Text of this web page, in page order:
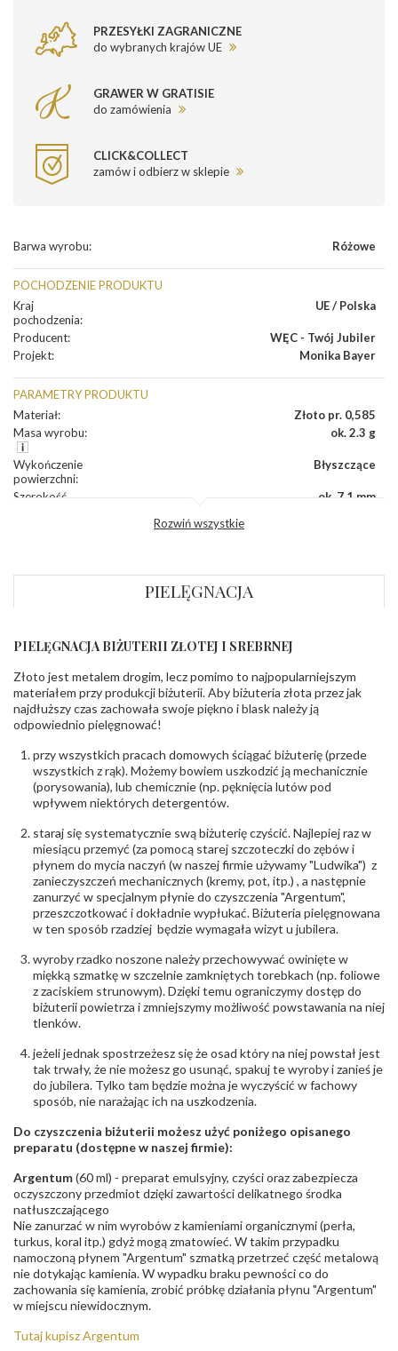
PRZESYŁKI ZAGRANICZNE
do wybranych krajów UE
GRAWER W GRATISIE
do zamówienia
CLICK&COLLECT
zamów i odbierz w sklepie
Barwa wyrobu: Różowe
POCHODZENIE PRODUKTU
Kraj
pochodzenia:
UE / Polska
Producent:
WĘC - Twój Jubiler
Projekt: Monika Bayer
PARAMETRY PRODUKTU
Materiał:
Złoto pr. 0,585
Masa wyrobu: ok. 2.3 g
Wykończenie
powierzchni:
Błyszczące
Szerokość
ok. 7,1 mm
dół:
bok
DIAMENTY
Szlif:
Brylantowy okrągły
Liczba
diamentów
0.004 ct - 8 szt.,0.010 ct - 8 szt.,0.060 ct - 1 szt.
Liczba
diamentów
(łącznie)
Masa
diamentów
(łącznie):
0.172 ct
Barwa
Czystość:
POZOSTAŁE KAMIENIE
Rodzaje
kamieni:
Szafir
Liczba kamieni:
Szafir - 6 szt.
Szlif kamieni
Fasetowy okrągły
Masa kamieni
(łącznie)
ok. 0.24 ct.
INNE PARAMETRY
Producent
odpowiedzialny:
WĘC-Twój Jubiler S.C. Artur Węc, Małgorzata
Suchan, ul. Kurczaba 3, 30-868 Kraków; NIP:
679-25-92-107; sklep@wec.com.pl
Bezpieczeństwo
- rodzaj
Nie nadaje się dla dzieci w wieku poniżej 3 lat
,Elementy w wyrobie wykonane z białego złota
Rozwiń wszystkie
PIELĘGNACJA
PIELĘGNACJA BIŻUTERII ZŁOTEJ I SREBRNEJ
Złoto jest metalem drogim, lecz pomimo to najpopularniejszym
materiałem przy produkcji biżuterii. Aby biżuteria złota przez jak
najdłuższy czas zachowała swoje piękno i blask należy ją
odpowiednio pielęgnować!
przy wszystkich pracach domowych ściągać biżuterię (przede
wszystkich z rąk). Możemy bowiem uszkodzić ją mechanicznie
(porysowania), lub chemicznie (np. pęknięcia lutów pod
wpływem niektórych detergentów.
staraj się systematycznie swą biżuterię czyścić. Najlepiej raz w
miesiącu przemyć (za pomocą starej szczoteczki do zębów i
płynem do mycia naczyń (w naszej firmie używamy "Ludwika") z
zanieczyszczeń mechanicznych (kremy, pot, itp.) , a następnie
zanurzyć w specjalnym płynie do czyszczenia "Argentum",
przeszczotkować i dokładnie wypłukać. Biżuteria pielęgnowana
w ten sposób rzadziej będzie wymagała wizyt u jubilera.
wyroby rzadko noszone należy przechowywać owinięte w
miękką szmatkę w szczelnie zamkniętych torebkach (np. foliowe
z zaciskiem strunowym). Dzięki temu ograniczymy dostęp do
biżuterii powietrza i zmniejszymy możliwość powstawania na niej
tlenków.
jeżeli jednak spostrzeżesz się że osad który na niej powstał jest
tak trwały, że nie możesz go usunąć, spakuj te wyroby i zanieś je
do jubilera. Tylko tam będzie można je wyczyścić w fachowy
sposób, nie narażając ich na uszkodzenia.
Do czyszczenia biżuterii możesz użyć poniżego opisanego
preparatu (dostępne w naszej firmie):
Argentum(60 ml) - preparat emulsyjny, czyści oraz zabezpiecza
oczyszczony przedmiot dzięki zawartości delikatnego środka
natłuszczającego
Nie zanurzać w nim wyrobów z kamieniami organicznymi (perła,
turkus, koral itp.) gdyż mogą zmatowieć. W takim przypadku
namoczoną płynem "Argentum" szmatką przetrzeć część metalową
nie dotykając kamienia. W wypadku braku pewności co do
zachowania się kamienia, zrobić próbkę działania płynu "Argentum"
w miejscu niewidocznym.
Tutaj kupisz Argentum